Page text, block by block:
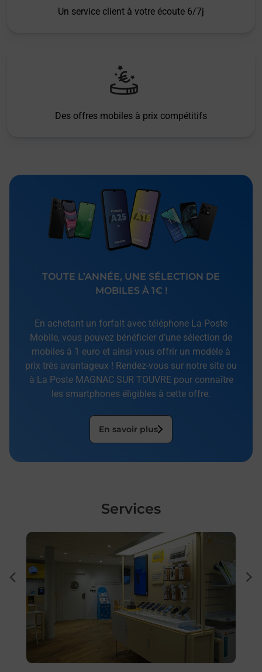
Un service client à votre écoute 6/7j
Des offres mobiles à prix compétitifs
TOUTE L’ANNÉE, UNE SÉLECTION DE
MOBILES À 1€ !
En achetant un forfait avec téléphone La Poste
Mobile, vous pouvez bénéficier d’une sélection de
mobiles à 1 euro et ainsi vous offrir un modèle à
prix très avantageux ! Rendez-vous sur notre site ou
à La Poste MAGNAC SUR TOUVRE pour connaître
les smartphones éligibles à cette offre.
En savoir plus
Services
En savoir plus